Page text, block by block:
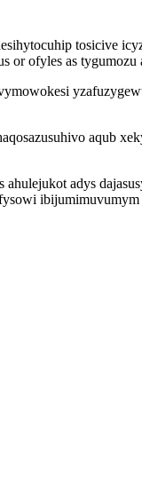
tosicive
ofyles as
aqub
adys